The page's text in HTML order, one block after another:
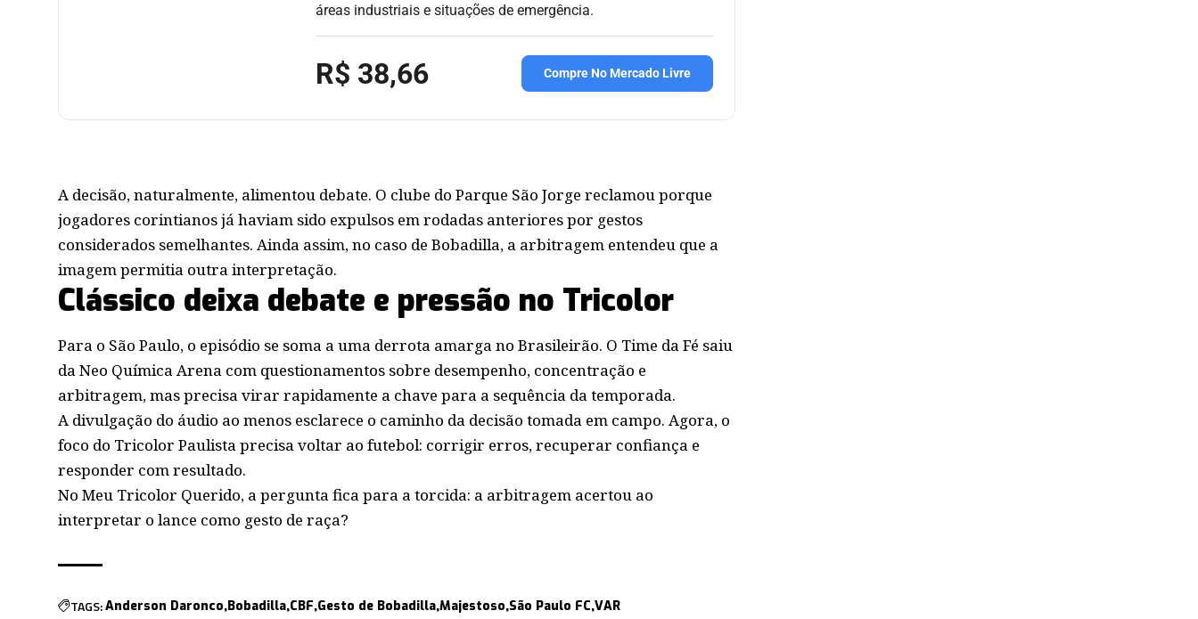
áreas industriais e situações de emergência.
R$ 38,66 Compre No Mercado Livre
A decisão, naturalmente, alimentou debate. O clube do Parque São Jorge reclamou porque
jogadores corintianos já haviam sido expulsos em rodadas anteriores por gestos
considerados semelhantes. Ainda assim, no caso de Bobadilla, a arbitragem entendeu que a
imagem permitia outra interpretação.
Clássico deixa debate e pressão no Tricolor
Para o São Paulo, o episódio se soma a uma derrota amarga no Brasileirão. O Time da Fé saiu
da Neo Química Arena com questionamentos sobre desempenho, concentração e
arbitragem, mas precisa virar rapidamente a chave para a sequência da temporada.
A divulgação do áudio ao menos esclarece o caminho da decisão tomada em campo. Agora, o
foco do Tricolor Paulista precisa voltar ao futebol: corrigir erros, recuperar confiança e
responder com resultado.
No Meu Tricolor Querido, a pergunta fica para a torcida: a arbitragem acertou ao
interpretar o lance como gesto de raça?
TAGS:Anderson Daronco Bobadilla CBF Gesto de Bobadilla Majestoso São Paulo FC VAR